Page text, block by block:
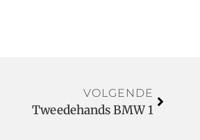
VOLGENDE
Tweedehands BMW 1